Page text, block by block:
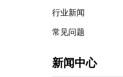
行业新闻
常见问题
新闻中心